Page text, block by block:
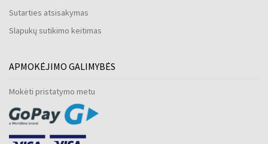
Sutarties atsisakymas
Slapukų sutikimo keitimas
APMOKĖJIMO GALIMYBĖS
Mokėti pristatymo metu